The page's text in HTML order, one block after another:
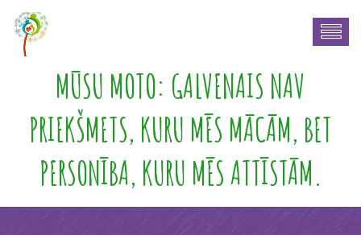
MŪSU MOTO: GALVENAIS NAV
PRIEKŠMETS, KURU MĒS MĀCĀM, BET
PERSONĪBA, KURU MĒS ATTĪSTĀM.